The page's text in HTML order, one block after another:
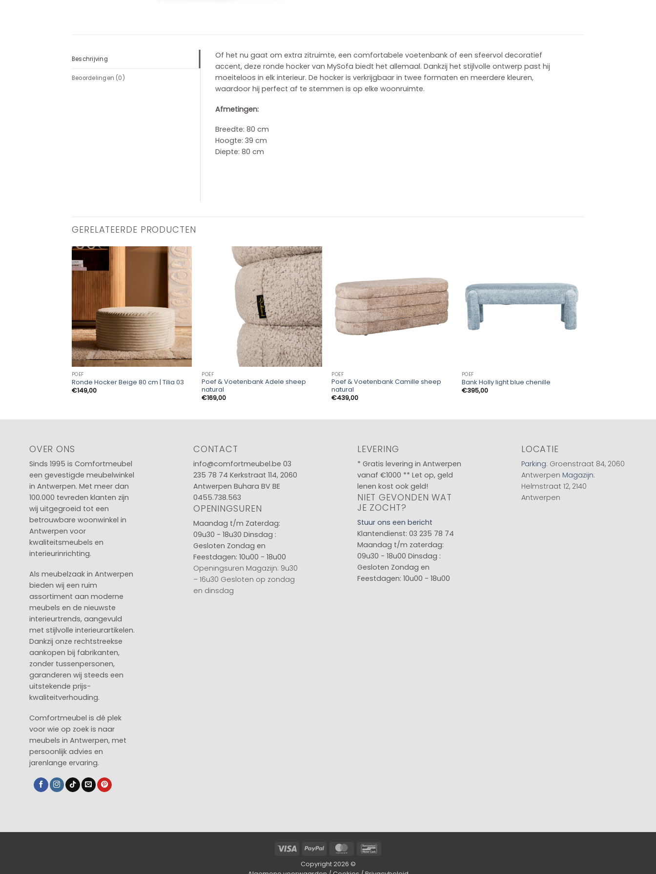
Beschrijving
Beoordelingen (0)
Of het nu gaat om extra zitruimte, een comfortabele voetenbank of een sfeervol decoratief
accent, deze ronde hocker van MySofa biedt het allemaal. Dankzij het stijlvolle ontwerp past hij
moeiteloos in elk interieur. De hocker is verkrijgbaar in twee formaten en meerdere kleuren,
waardoor hij perfect af te stemmen is op elke woonruimte.
Afmetingen:
Breedte: 80 cm
Hoogte: 39 cm
Diepte: 80 cm
GERELATEERDE PRODUCTEN
POEF
Ronde Hocker Beige 80 cm | Tilia 03
€149,00
POEF
Poef & Voetenbank Adele sheep
natural
€169,00
POEF
Poef & Voetenbank Camille sheep
natural
€439,00
POEF
Bank Holly light blue chenille
€395,00
OVER ONS
Sinds 1995 is Comfortmeubel
een gevestigde meubelwinkel
in Antwerpen. Met meer dan
100.000 tevreden klanten zijn
wij uitgegroeid tot een
betrouwbare woonwinkel in
Antwerpen voor
kwaliteitsmeubels en
interieurinrichting.
Als meubelzaak in Antwerpen
bieden wij een ruim
assortiment aan moderne
meubels en de nieuwste
interieurtrends, aangevuld
met stijlvolle interieurartikelen.
Dankzij onze rechtstreekse
aankopen bij fabrikanten,
zonder tussenpersonen,
garanderen wij steeds een
uitstekende prijs-
kwaliteitverhouding.
Comfortmeubel is dé plek
voor wie op zoek is naar
meubels in Antwerpen, met
persoonlijk advies en
jarenlange ervaring.
CONTACT
info@comfortmeubel.be 03
235 78 74 Kerkstraat 114, 2060
Antwerpen Buhara BV BE
0455.738.563
OPENINGSUREN
Maandag t/m Zaterdag:
09u30 - 18u30 Dinsdag :
Gesloten Zondag en
Feestdagen: 10u00 - 18u00
Openingsuren Magazijn: 9u30
– 16u30 Gesloten op zondag
en dinsdag
LEVERING
* Gratis levering in Antwerpen
vanaf €1000 ** Let op, geld
lenen kost ook geld!
NIET GEVONDEN WAT
JE ZOCHT?
Stuur ons een bericht
Klantendienst: 03 235 78 74
Maandag t/m zaterdag:
09u30 - 18u00 Dinsdag :
Gesloten Zondag en
Feestdagen: 10u00 - 18u00
LOCATIE
Parking: Groenstraat 84, 2060
Antwerpen Magazijn:
Helmstraat 12, 2140
Antwerpen
Visa PayPal MasterCard
Copyright 2026 ©